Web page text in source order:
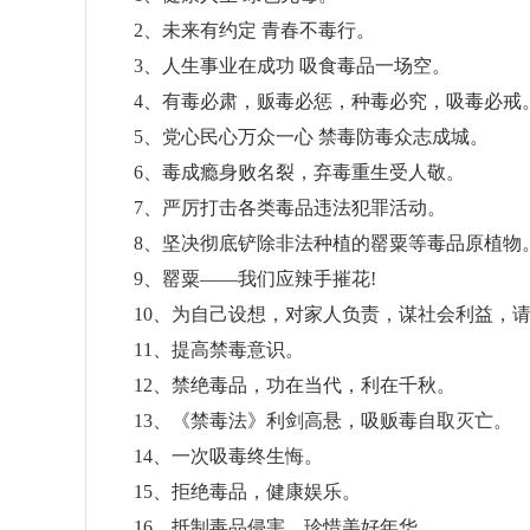
2、未来有约定 青春不毒行。
3、人生事业在成功 吸食毒品一场空。
4、有毒必肃，贩毒必惩，种毒必究，吸毒必戒。
5、党心民心万众一心 禁毒防毒众志成城。
6、毒成瘾身败名裂，弃毒重生受人敬。
7、严厉打击各类毒品违法犯罪活动。
8、坚决彻底铲除非法种植的罂粟等毒品原植物。
9、罂粟——我们应辣手摧花!
10、为自己设想，对家人负责，谋社会利益，
11、提高禁毒意识。
12、禁绝毒品，功在当代，利在千秋。
13、《禁毒法》利剑高悬，吸贩毒自取灭亡。
14、一次吸毒终生悔。
15、拒绝毒品，健康娱乐。